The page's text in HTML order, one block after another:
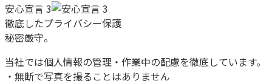
安心宣言 3
徹底したプライバシー保護
秘密厳守。
当社では個人情報の管理・作業中の配慮を徹底しています。
・無断で写真を撮ることはありません